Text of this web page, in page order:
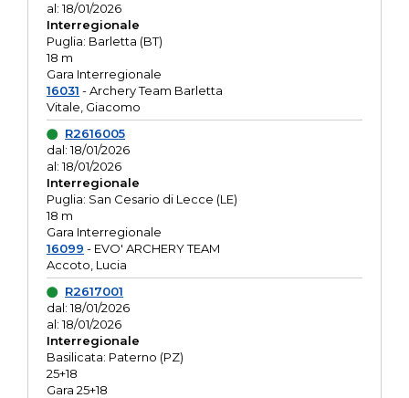
al: 18/01/2026
Interregionale
Puglia: Barletta (BT)
18 m
Gara Interregionale
16031 - Archery Team Barletta
Vitale, Giacomo
R2616005
dal: 18/01/2026
al: 18/01/2026
Interregionale
Puglia: San Cesario di Lecce (LE)
18 m
Gara Interregionale
16099 - EVO' ARCHERY TEAM
Accoto, Lucia
R2617001
dal: 18/01/2026
al: 18/01/2026
Interregionale
Basilicata: Paterno (PZ)
25+18
Gara 25+18